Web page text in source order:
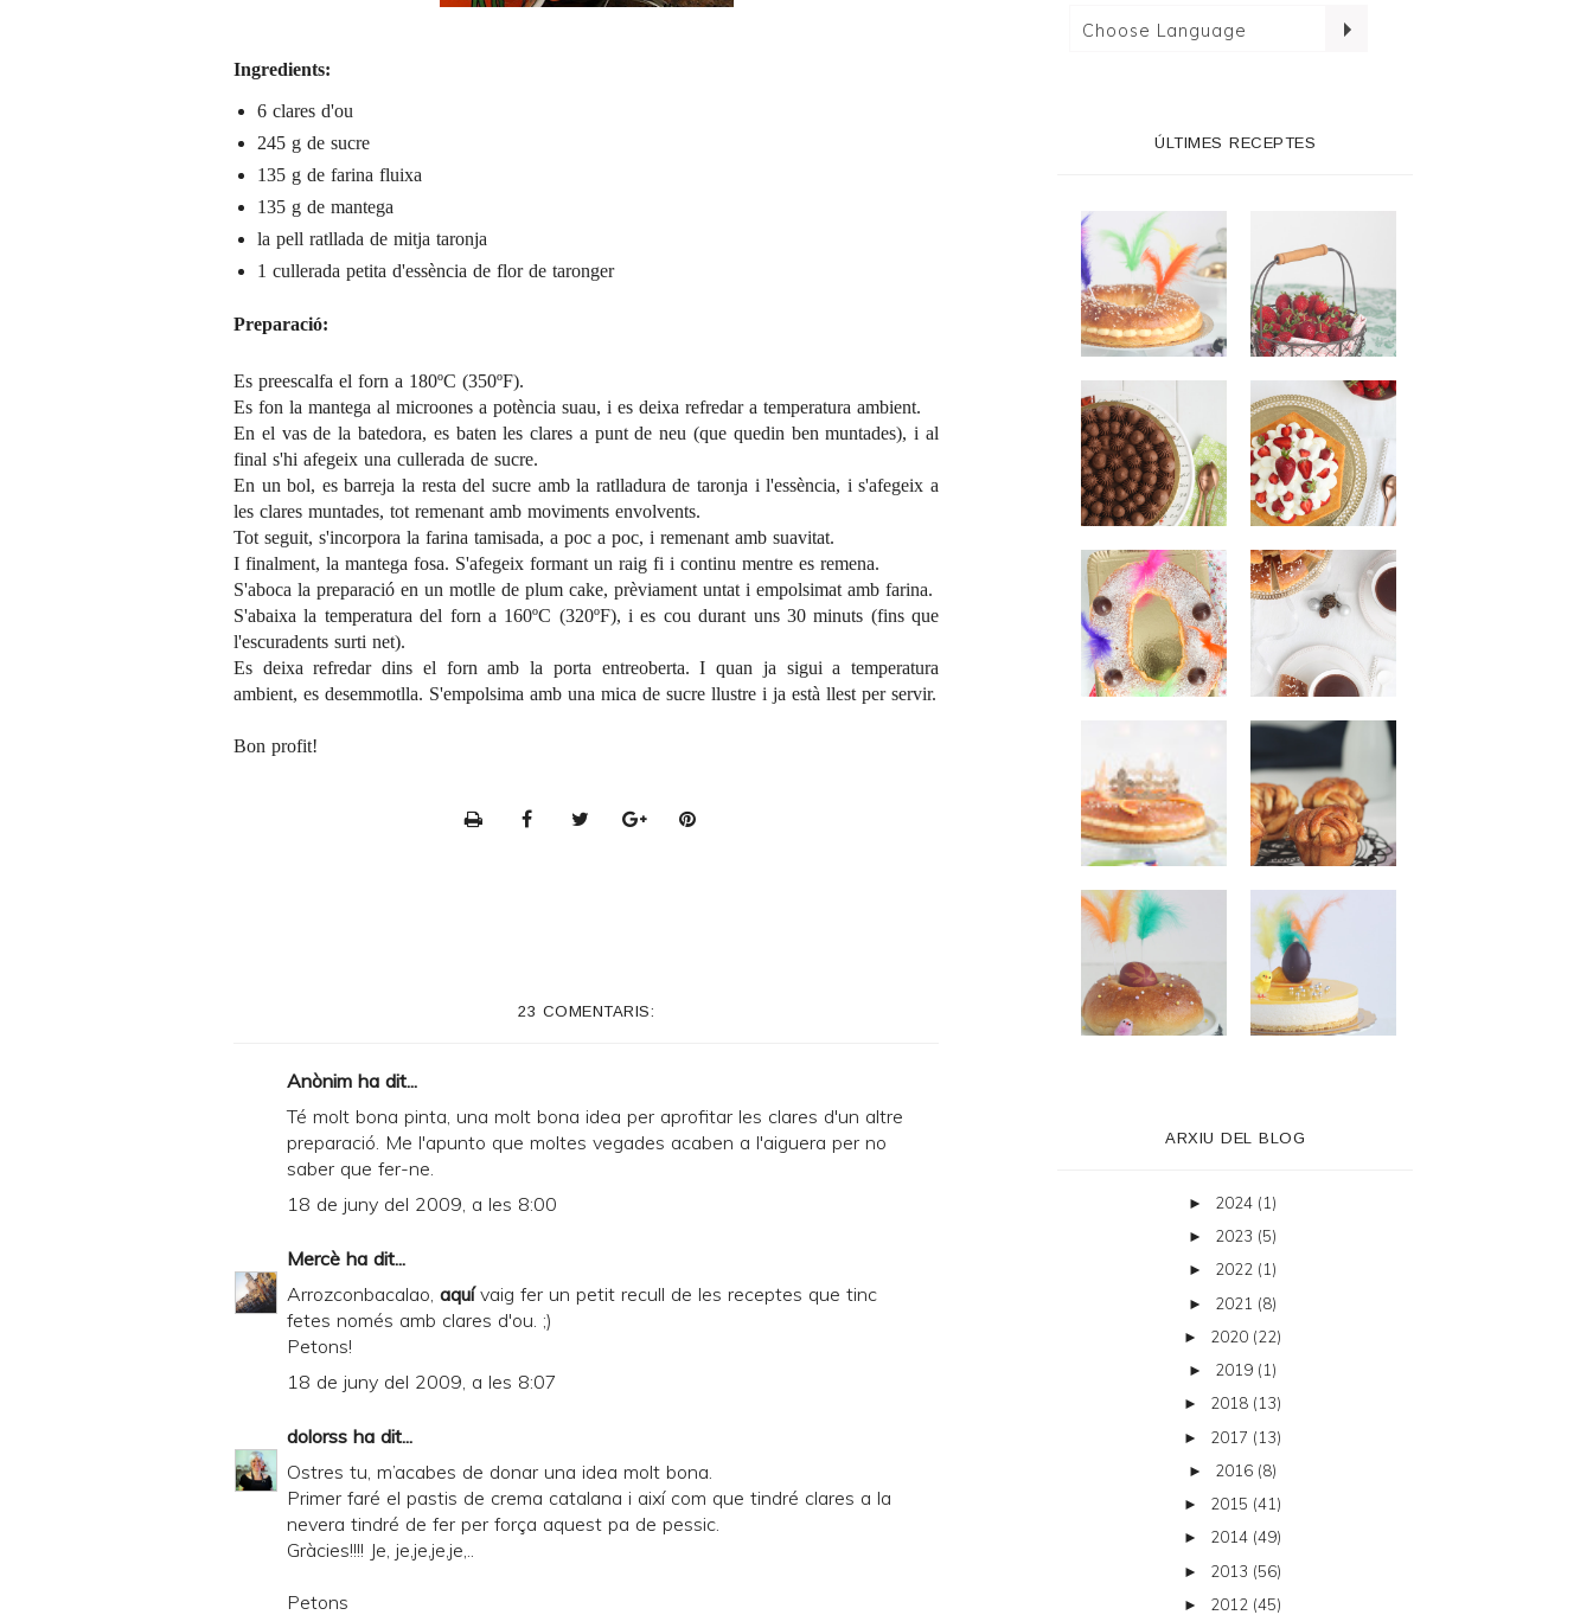
Ingredients:
6 clares d'ou
245 g de sucre
135 g de farina fluixa
135 g de mantega
la pell ratllada de mitja taronja
1 cullerada petita d'essència de flor de taronger
Preparació:
Es preescalfa el forn a 180ºC (350ºF).
Es fon la mantega al microones a potència suau, i es deixa refredar a temperatura ambient.
En el vas de la batedora, es baten les clares a punt de neu (que quedin ben muntades), i al
final s'hi afegeix una cullerada de sucre.
En un bol, es barreja la resta del sucre amb la ratlladura de taronja i l'essència, i s'afegeix a
les clares muntades, tot remenant amb moviments envolvents.
Tot seguit, s'incorpora la farina tamisada, a poc a poc, i remenant amb suavitat.
I finalment, la mantega fosa. S'afegeix formant un raig fi i continu mentre es remena.
S'aboca la preparació en un motlle de plum cake, prèviament untat i empolsimat amb farina.
S'abaixa la temperatura del forn a 160ºC (320ºF), i es cou durant uns 30 minuts (fins que
l'escuradents surti net).
Es deixa refredar dins el forn amb la porta entreoberta. I quan ja sigui a temperatura
ambient, es desemmotlla. S'empolsima amb una mica de sucre llustre i ja està llest per servir.
Bon profit!
i
n
y
n
D
F
23 COMENTARIS:
Anònim ha dit...
Té molt bona pinta, una molt bona idea per aprofitar les clares d'un altre
preparació. Me l'apunto que moltes vegades acaben a l'aiguera per no
saber que fer-ne.
18 de juny del 2009, a les 8:00
Mercè ha dit...
Arrozconbacalao, aquívaig fer un petit recull de les receptes que tinc
fetes només amb clares d'ou. ;)
Petons!
18 de juny del 2009, a les 8:07
dolorss ha dit...
Ostres tu, m’acabes de donar una idea molt bona.
Primer faré el pastis de crema catalana i així com que tindré clares a la
nevera tindré de fer per força aquest pa de pessic.
Gràcies!!!! Je, je,je,je,je,..
Petons
ÚLTIMES RECEPTES
ARXIU DEL BLOG
► 2024 (1)
► 2023 (5)
► 2022 (1)
► 2021 (8)
► 2020 (22)
► 2019 (1)
► 2018 (13)
► 2017 (13)
► 2016 (8)
► 2015 (41)
► 2014 (49)
► 2013 (56)
► 2012 (45)